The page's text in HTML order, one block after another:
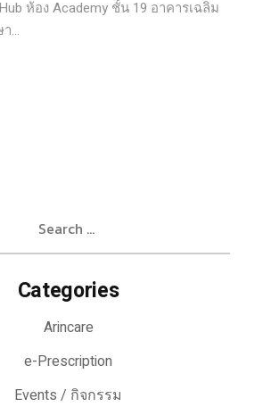
ห้อง Academy ชั้น 19 อาคารเฉลิม
...
Categories
Arincare
e-Prescription
Events / กิจกรรม